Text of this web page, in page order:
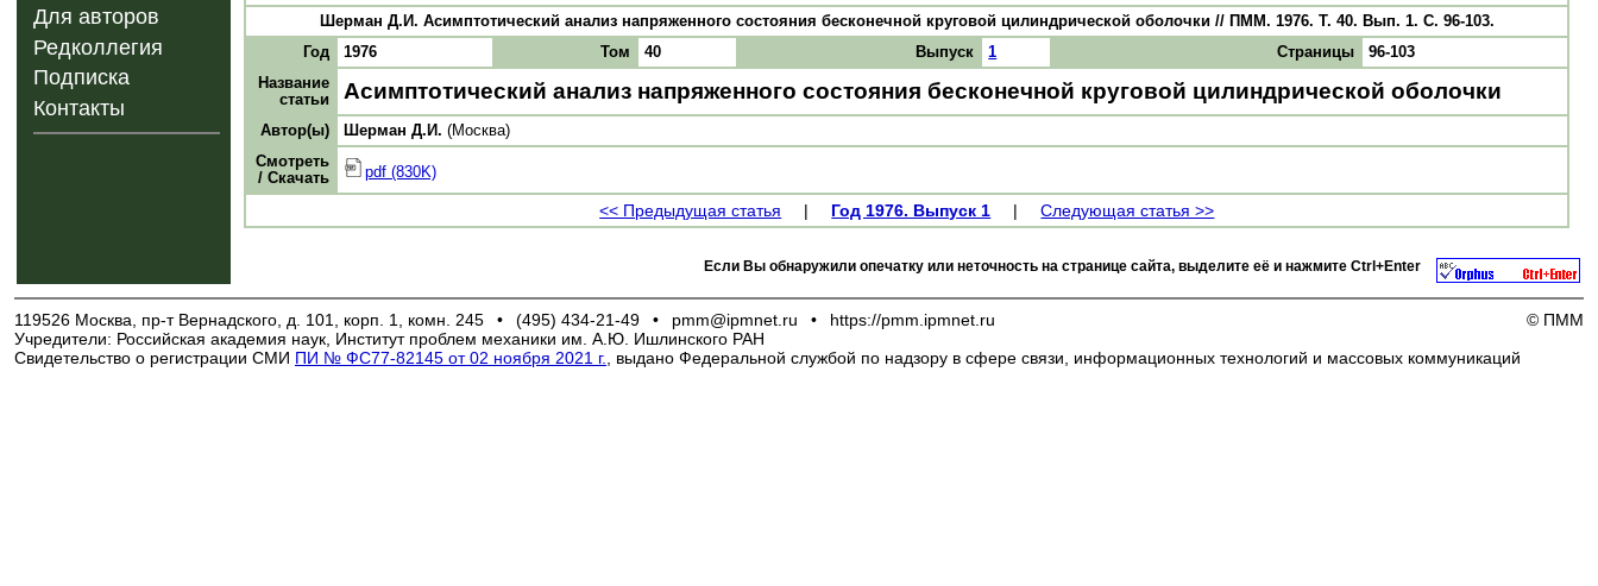
Для авторов
Редколлегия
Подписка
Контакты
Шерман Д.И. Асимптотический анализ напряженного состояния бесконечной круговой цилиндрической оболочки // ПММ. 1976. Т. 40. Вып. 1. С. 96-103.
Год
1976 Том 40 Выпуск 1 Страницы
96-103
Название
статьи
Асимптотический анализ напряженного состояния бесконечной круговой цилиндрической оболочки
Автор(ы) Шерман Д.И. (Москва)
Смотреть
/ Скачать
pdf (830K)
<< Предыдущая статья | Год 1976. Выпуск 1 | Следующая статья >>
Если Вы обнаружили опечатку или неточность на странице сайта, выделите её и нажмите Ctrl+Enter
119526 Москва, пр-т Вернадского, д. 101, корп. 1, комн. 245 • (495) 434-21-49 • pmm@ipmnet.ru •
https://pmm.ipmnet.ru
Учредители: Российская академия наук, Институт проблем механики им. А.Ю. Ишлинского РАН
Свидетельство о регистрации СМИ ПИ № ФС77-82145 от 02 ноября 2021 г. , выдано Федеральной службой по надзору в сфере связи, информационных технологий и массовых коммуникаций
© ПММ